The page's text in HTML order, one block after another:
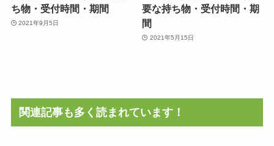
ち物・受付時間・期間
2021年9月5日
要な持ち物・受付時間・期
間
2021年5月15日
関連記事も多く読まれています！